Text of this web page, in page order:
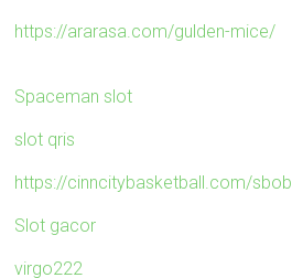
https://ararasa.com/gulden-mice/
Spaceman slot
slot qris
https://cinncitybasketball.com/
Slot gacor
virgo222